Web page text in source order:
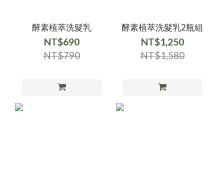
酵素植萃洗髮乳
NT$690
NT$790
酵素植萃洗髮乳2瓶組
NT$1,250
NT$1,580